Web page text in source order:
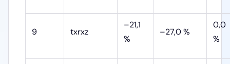
9 txrxz
–21,1
%
–27,0 %
0,0
%